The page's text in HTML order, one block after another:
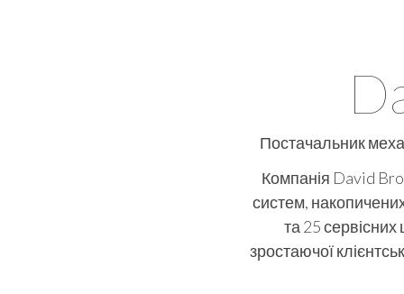
Постачальник
Компанія David
систем,
та 25
зростаючої